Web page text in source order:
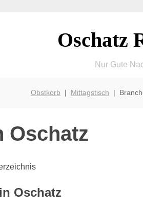
Oschatz
Nur Gute
Obstkorb | Mittagstisch |
Oschatz
Oschatz